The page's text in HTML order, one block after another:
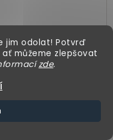
jim odolat! Potvrď
ať můžeme zlepšovat
zde.
699 Kč
–21 %